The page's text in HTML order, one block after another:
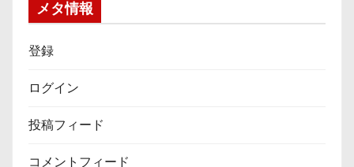
メタ情報
登録
ログイン
投稿フィード
コメントフィード